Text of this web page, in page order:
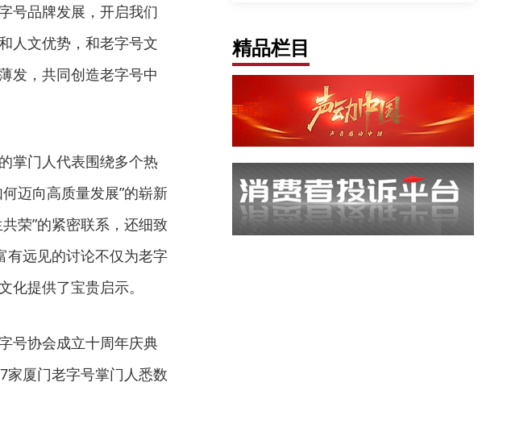
号品牌发展，开启我们
人文优势，和老字号文
发，共同创造老字号中
掌门人代表围绕多个热
迈向高质量发展”的崭新
荣”的紧密联系，还细致
有远见的讨论不仅为老字
提供了宝贵启示。
号协会成立十周年庆典
家厦门老字号掌门人悉数
精品栏目